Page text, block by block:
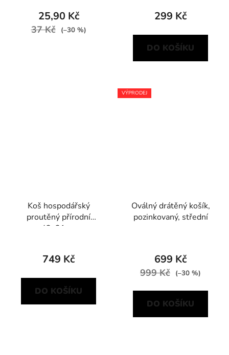
25,90 Kč
37 Kč (–30 %)
299 Kč
DO KOŠÍKU
Koš hospodářský
proutěný přírodní
42x31cm
749 Kč
DO KOŠÍKU
VÝPRODEJ
Oválný drátěný košík,
pozinkovaný, střední
699 Kč
999 Kč (–30 %)
DO KOŠÍKU